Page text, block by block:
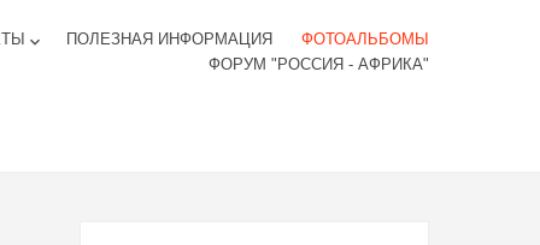
keyboard_arrow_down ПОЛЕЗНАЯ ИНФОРМАЦИЯ
ФОТОАЛЬБОМЫ
ФОРУМ "РОССИЯ - АФРИКА"